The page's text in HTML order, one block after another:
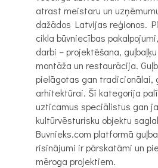
atrast meistaru un
dažādos Latvijas reģionos.
cikla būvniecības
darbi – projektēšana,
montāža un restaurācija.
pielāgotas gan tradicionālai,
arhitektūrai. Šī kategorija
uzticamus speciālistus gan
kultūrvēsturisku objektu
Buvnieks.com platformā
risinājumi ir pārskatāmi un
mēroga projektiem.